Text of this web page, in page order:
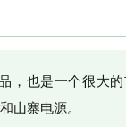
，也是一个很大的
山寨电源。